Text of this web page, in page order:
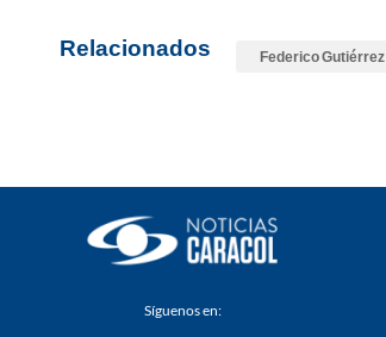
Relacionados Federico Gutiérrez
Síguenos en: